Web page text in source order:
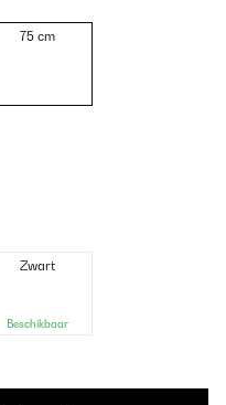
75 cm
Zwart
Beschikbaar